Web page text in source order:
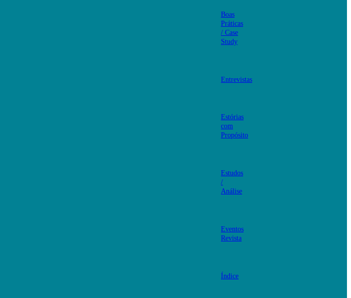
Boas
Práticas
/ Case
Study
Entrevistas
Estórias
com
Propósito
Estudos
/
Análise
Eventos
Revista
Índice